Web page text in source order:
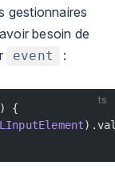
gestionnaires
besoin de
event :
ts
) {